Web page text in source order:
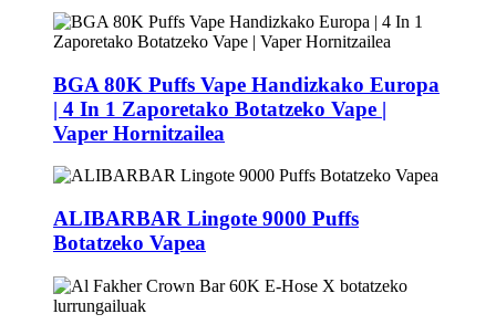
BGA 80K Puffs Vape Handizkako Europa
| 4 In 1 Zaporetako Botatzeko Vape |
Vaper Hornitzailea
ALIBARBAR Lingote 9000 Puffs
Botatzeko Vapea